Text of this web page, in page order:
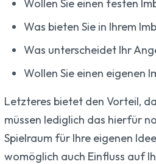
Wollen Sie einen festen
Was bieten Sie in Ihrem
Was unterscheidet Ihr
Wollen Sie einen eigenen
Letzteres bietet den Vorteil,
müssen lediglich das hierfür
Spielraum für Ihre eigenen
womöglich auch Einfluss auf